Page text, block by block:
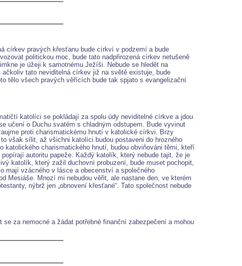
církev pravých křesťanu bude církví v podzemí a bude
politickou moc, bude tato nadpřirozená církev netušeně
je úžeji k samotnému Ježíši. Nebude se hledět na
tato neviditelná církev již na světě existuje, bude
tělo všech pravých věřících bude tak spjato s evangelizační
katolíci se pokládají za spolu údy neviditelné církve a jdou
učení o Duchu svatém s chladným odstupem. Bude vyvinut
proti charismatickému hnutí v katolické církvi. Brzy
však sílit, až všichni katolíci budou postaveni do hrozného
charismatického hnutí, budou obviňováni těmi, kteří
autoritu papeže. Každý katolík, který nebude tajit, že je
katolík, který zažil duchovní probuzení, bude muset pochopit,
mají vzácného v lásce a obecenství a společného
Mesiáše. Mnozí mi nebudou věřit, ale nastane den, ve kterém
nýbrž jen „obnovení křesťané“. Tato společnost nebude
za nemocné a žádat potřebné finanční zabezpečení a mohou